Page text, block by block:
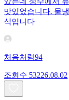
맛있었습니다. 물
식입니다
처음처럼94
조회수 53226.08.02